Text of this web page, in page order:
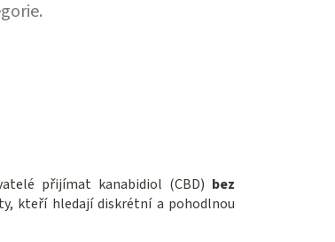
přijímat kanabidiol (CBD) bez
kteří hledají diskrétní a pohodlnou